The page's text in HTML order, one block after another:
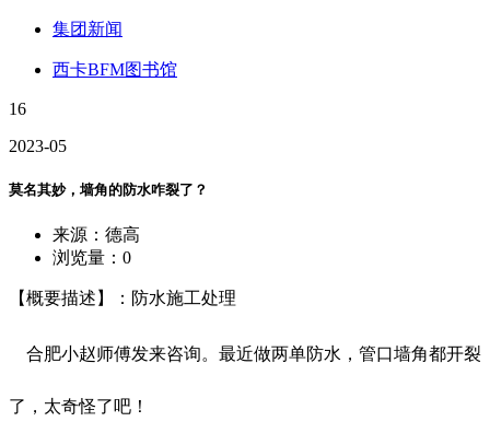
集团新闻
西卡BFM图书馆
16
2023-05
莫名其妙，墙角的防水咋裂了？
来源：德高
浏览量： 0
【概要描述】：防水施工处理
合肥小赵师傅发来咨询。最近做两单防水，管口墙角都开裂
了，太奇怪了吧！